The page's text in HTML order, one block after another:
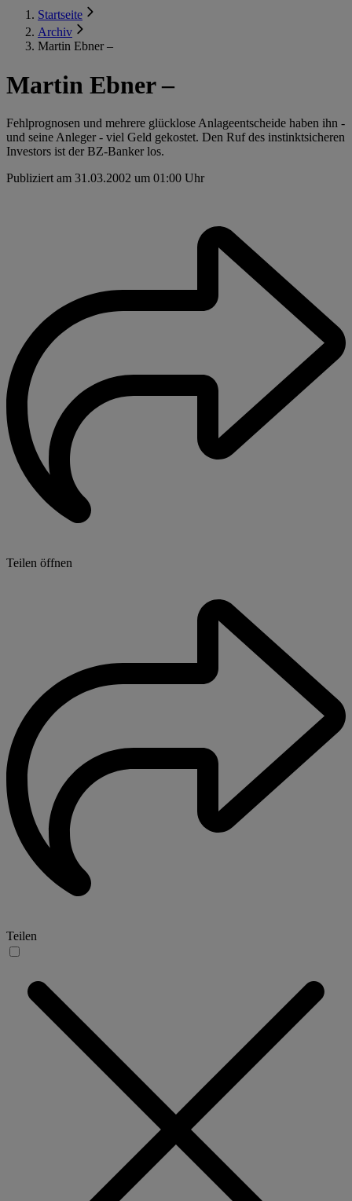
Startseite
Archiv
Martin Ebner –
Martin Ebner –
Fehlprognosen und mehrere glücklose Anlageentscheide haben ihn -
und seine Anleger - viel Geld gekostet. Den Ruf des instinktsicheren
Investors ist der BZ-Banker los.
Publiziert am 31.03.2002 um 01:00 Uhr
Teilen öffnen
Teilen